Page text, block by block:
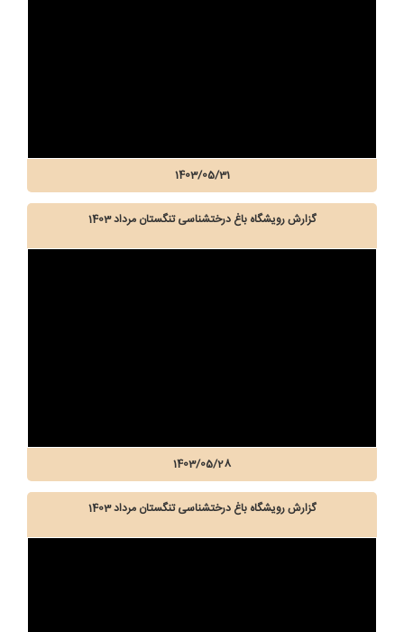
1403/05/31
گزارش رویشگاه باغ درختشناسی تنگستان مرداد 1403
1403/05/28
گزارش رویشگاه باغ درختشناسی تنگستان مرداد 1403